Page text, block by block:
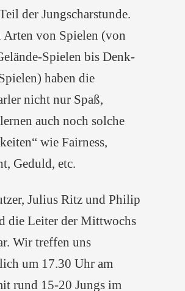
der Jungscharstunde.
Arten von Spielen (von
Spielen bis Denk-
haben die
nicht nur Spaß,
auch noch solche
wie Fairness,
Geduld, etc.
Julius Ritz und Philip
die Leiter der Mittwochs
Wir treffen uns
um 17.30 Uhr am
rund 15-20 Jungs im